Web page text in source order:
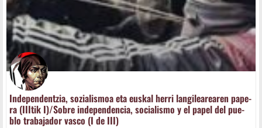
Inde­pen­den­tzia, sozia­lis­moa eta eus­kal herri lan­gi­lea­rea­ren pape­
ra (III­tik I)/Sobre inde­pen­den­cia, socia­lis­mo y el papel del pue­
blo tra­ba­ja­dor vas­co (I de III)